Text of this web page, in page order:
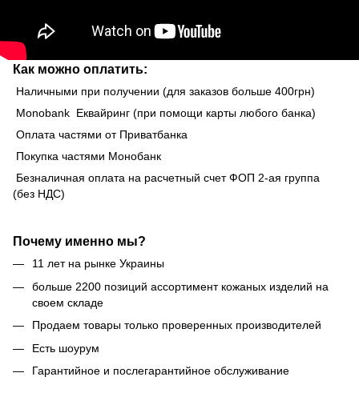
Как можно оплатить:
Наличными при получении (для заказов больше 400грн)
Monobank Еквайринг (при помощи карты любого банка)
Оплата частями от Приватбанка
Покупка частями Монобанк
Безналичная оплата на расчетный счет ФОП 2-ая группа
(без НДС)
Почему именно мы?
11 лет на рынке Украины
больше 2200 позиций ассортимент кожаных изделий на
своем складе
Продаем товары только проверенных производителей
Есть шоурум
Гарантийное и послегарантийное обслуживание